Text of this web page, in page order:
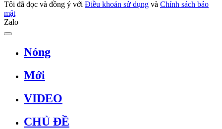
Tôi đã đọc và đồng ý với Điều khoản sử dụng và Chính sách bảo
mật
Zalo
Nóng
Mới
VIDEO
CHỦ ĐỀ